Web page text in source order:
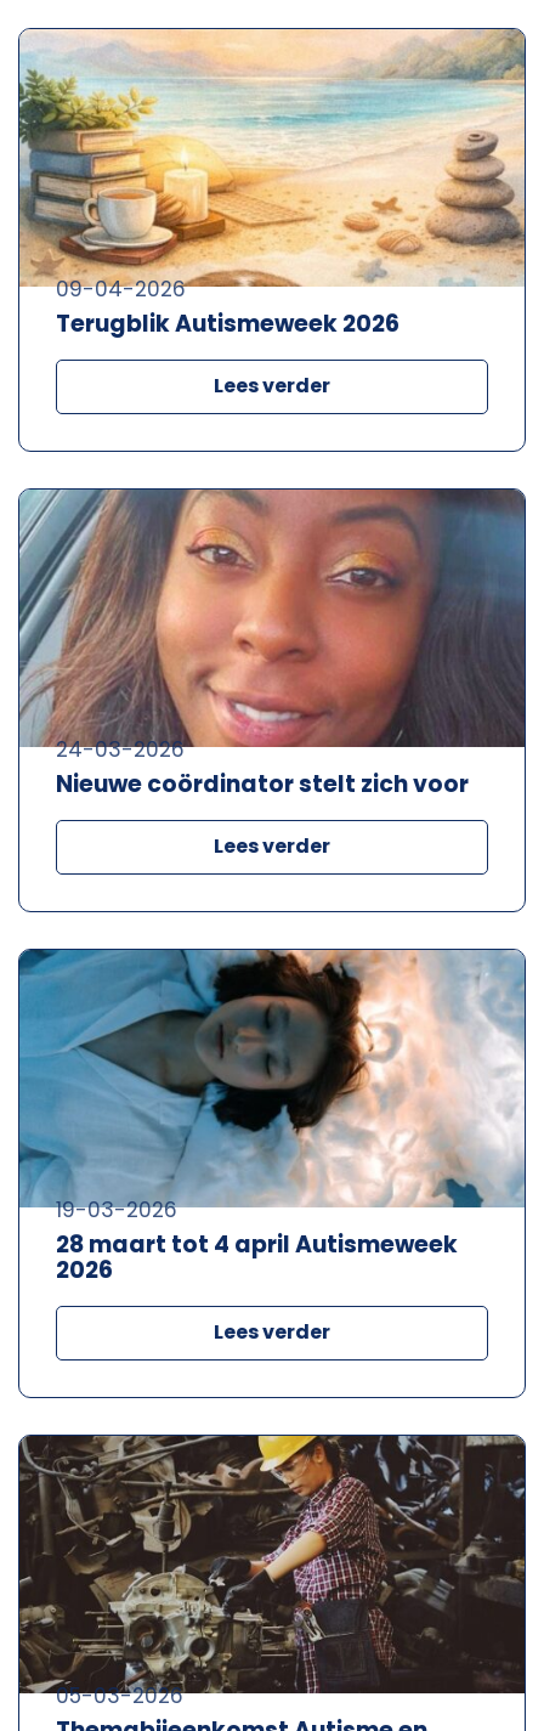
Terugblik Autismeweek 2026
09-04-2026
Lees verder
Nieuwe coördinator stelt zich voor
24-03-2026
Lees verder
28 maart tot 4 april Autismeweek
2026
19-03-2026
Lees verder
05-03-2026